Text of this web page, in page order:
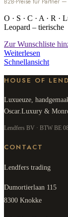
O · S · C · A · R ·
Leopard – tierische
Zur Wunschliste
Weiterlesen
Schnellansicht
HOUSE OF
Luxueuze,
Oscar.Luxury &
Lendfers BV · BTW BE
CONTACT
Lendfers trading
Dumortierlaan 115
8300 Knokke